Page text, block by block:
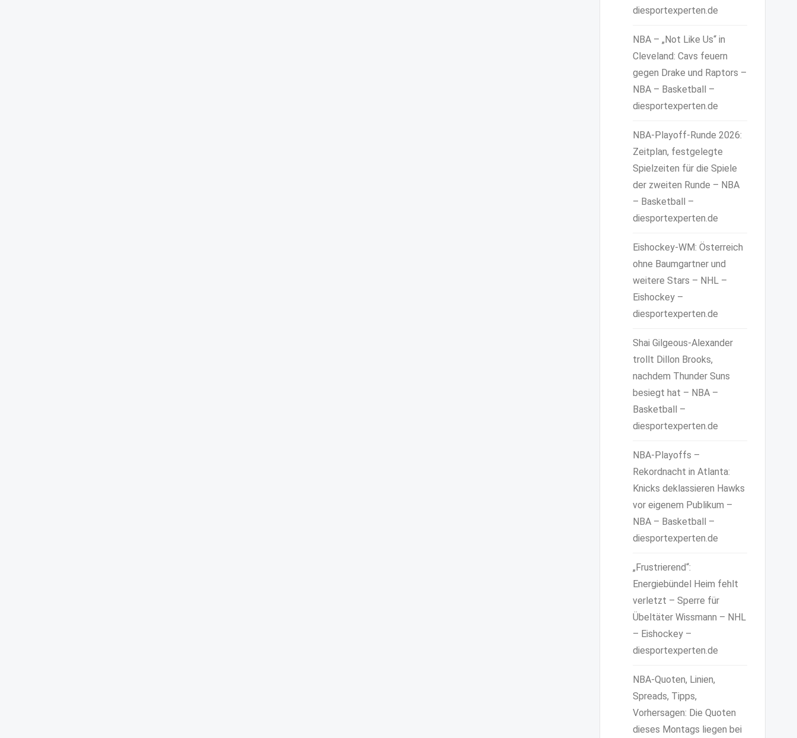
diesportexperten.de
NBA – „Not Like Us“ in
Cleveland: Cavs feuern
gegen Drake und Raptors –
NBA – Basketball –
diesportexperten.de
NBA-Playoff-Runde 2026:
Zeitplan, festgelegte
Spielzeiten für die Spiele
der zweiten Runde – NBA
– Basketball –
diesportexperten.de
Eishockey-WM: Österreich
ohne Baumgartner und
weitere Stars – NHL –
Eishockey –
diesportexperten.de
Shai Gilgeous-Alexander
trollt Dillon Brooks,
nachdem Thunder Suns
besiegt hat – NBA –
Basketball –
diesportexperten.de
NBA-Playoffs –
Rekordnacht in Atlanta:
Knicks deklassieren Hawks
vor eigenem Publikum –
NBA – Basketball –
diesportexperten.de
„Frustrierend“:
Energiebündel Heim fehlt
verletzt – Sperre für
Übeltäter Wissmann – NHL
– Eishockey –
diesportexperten.de
NBA-Quoten, Linien,
Spreads, Tipps,
Vorhersagen: Die Quoten
dieses Montags liegen bei